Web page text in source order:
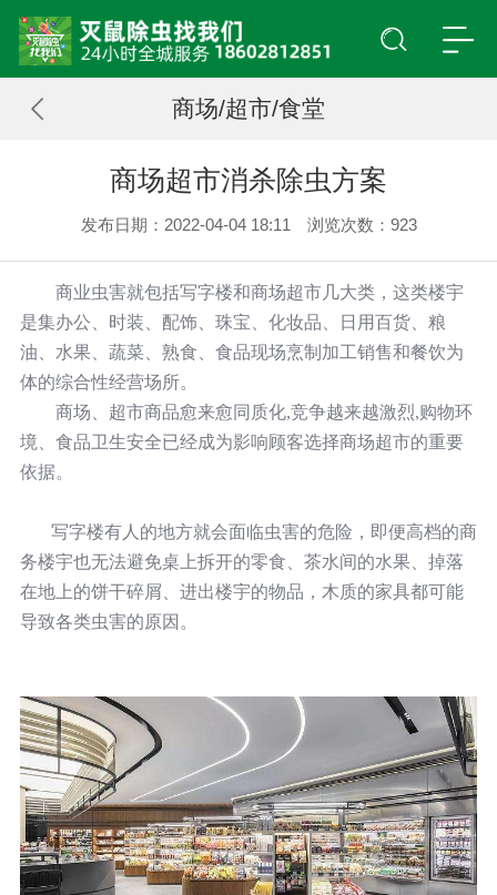
商场/超市/食堂
商场超市消杀除虫方案
发布日期：2022-04-04 18:11 浏览次数： 923
商业虫害就包括写字楼和商场超市几大类，这类楼宇
是集办公、时装、配饰、珠宝、化妆品、日用百货、粮
油、水果、蔬菜、熟食、食品现场烹制加工销售和餐饮为
体的综合性经营场所。
商场、超市商品愈来愈同质化,竞争越来越激烈,购物环
境、食品卫生安全已经成为影响顾客选择商场超市的重要
依据。
写字楼有人的地方就会面临虫害的危险，即便高档的商
务楼宇也无法避免桌上拆开的零食、茶水间的水果、掉落
在地上的饼干碎屑、进出楼宇的物品，木质的家具都可能
导致各类虫害的原因。